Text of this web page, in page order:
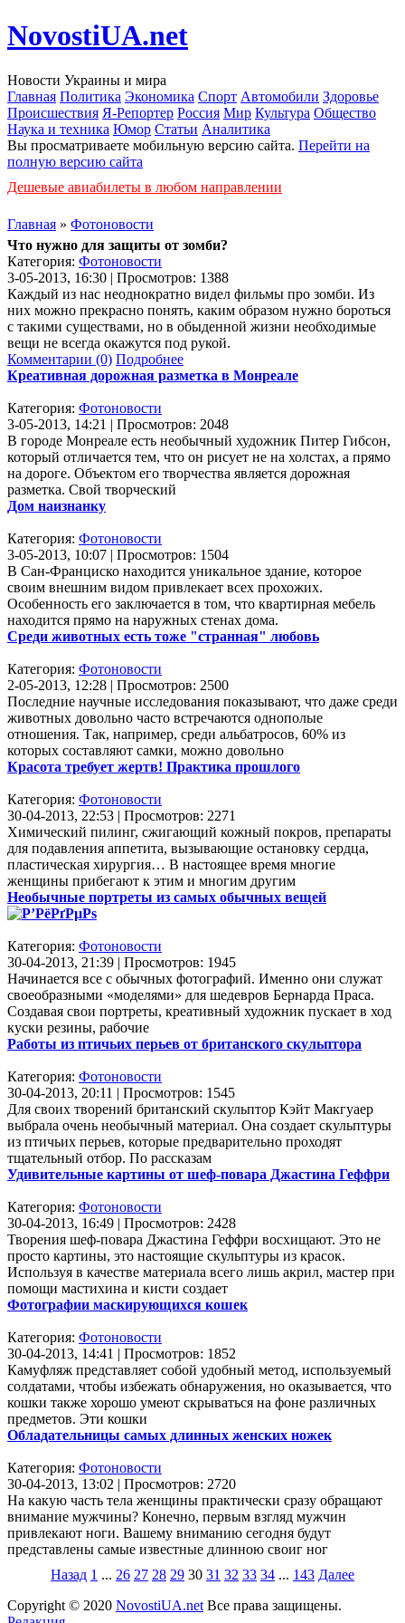
NovostiUA.net
Новости Украины и мира
Главная Политика Экономика Спорт Автомобили Здоровье
Происшествия Я-Репортер Россия Мир Культура Общество
Наука и техника Юмор Статьи Аналитика
Вы просматриваете мобильную версию сайта. Перейти на
полную версию сайта
Дешевые авиабилеты в любом направлении
Главная » Фотоновости
Что нужно для защиты от зомби?
Категория: Фотоновости
3-05-2013, 16:30 | Просмотров: 1388
Каждый из нас неоднократно видел фильмы про зомби. Из
них можно прекрасно понять, каким образом нужно бороться
с такими существами, но в обыденной жизни необходимые
вещи не всегда окажутся под рукой.
Комментарии (0) Подробнее
Креативная дорожная разметка в Монреале
Категория: Фотоновости
3-05-2013, 14:21 | Просмотров: 2048
В городе Монреале есть необычный художник Питер Гибсон,
который отличается тем, что он рисует не на холстах, а прямо
на дороге. Объектом его творчества является дорожная
разметка. Свой творческий
Дом наизнанку
Категория: Фотоновости
3-05-2013, 10:07 | Просмотров: 1504
В Сан-Франциско находится уникальное здание, которое
своим внешним видом привлекает всех прохожих.
Особенность его заключается в том, что квартирная мебель
находится прямо на наружных стенах дома.
Среди животных есть тоже "странная" любовь
Категория: Фотоновости
2-05-2013, 12:28 | Просмотров: 2500
Последние научные исследования показывают, что даже среди
животных довольно часто встречаются однополые
отношения. Так, например, среди альбатросов, 60% из
которых составляют самки, можно довольно
Красота требует жертв! Практика прошлого
Категория: Фотоновости
30-04-2013, 22:53 | Просмотров: 2271
Химический пилинг, сжигающий кожный покров, препараты
для подавления аппетита, вызывающие остановку сердца,
пластическая хирургия… В настоящее время многие
женщины прибегают к этим и многим другим
Необычные портреты из самых обычных вещей
Категория: Фотоновости
30-04-2013, 21:39 | Просмотров: 1945
Начинается все с обычных фотографий. Именно они служат
своеобразными «моделями» для шедевров Бернарда Праса.
Создавая свои портреты, креативный художник пускает в ход
куски резины, рабочие
Работы из птичьих перьев от британского скульптора
Категория: Фотоновости
30-04-2013, 20:11 | Просмотров: 1545
Для своих творений британский скульптор Кэйт Макгуаер
выбрала очень необычный материал. Она создает скульптуры
из птичьих перьев, которые предварительно проходят
тщательный отбор. По рассказам
Удивительные картины от шеф-повара Джастина Геффри
Категория: Фотоновости
30-04-2013, 16:49 | Просмотров: 2428
Творения шеф-повара Джастина Геффри восхищают. Это не
просто картины, это настоящие скульптуры из красок.
Используя в качестве материала всего лишь акрил, мастер при
помощи мастихина и кисти создает
Фотографии маскирующихся кошек
Категория: Фотоновости
30-04-2013, 14:41 | Просмотров: 1852
Камуфляж представляет собой удобный метод, используемый
солдатами, чтобы избежать обнаружения, но оказывается, что
кошки также хорошо умеют скрываться на фоне различных
предметов. Эти кошки
Обладательницы самых длинных женских ножек
Категория: Фотоновости
30-04-2013, 13:02 | Просмотров: 2720
На какую часть тела женщины практически сразу обращают
внимание мужчины? Конечно, первым взгляд мужчин
привлекают ноги. Вашему вниманию сегодня будут
представлены самые известные длинною своиг ног
Назад 1 ... 26 27 28 29 30 31 32 33 34 ... 143 Далее
Copyright © 2020 NovostiUA.net Все права защищены.